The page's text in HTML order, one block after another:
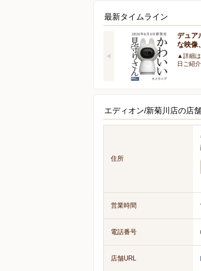
最新タイムライン
デュア
な映像
▲詳細
日ご紹
エディオン/新菊川店の店
住所
営業時間
電話番号
店舗URL